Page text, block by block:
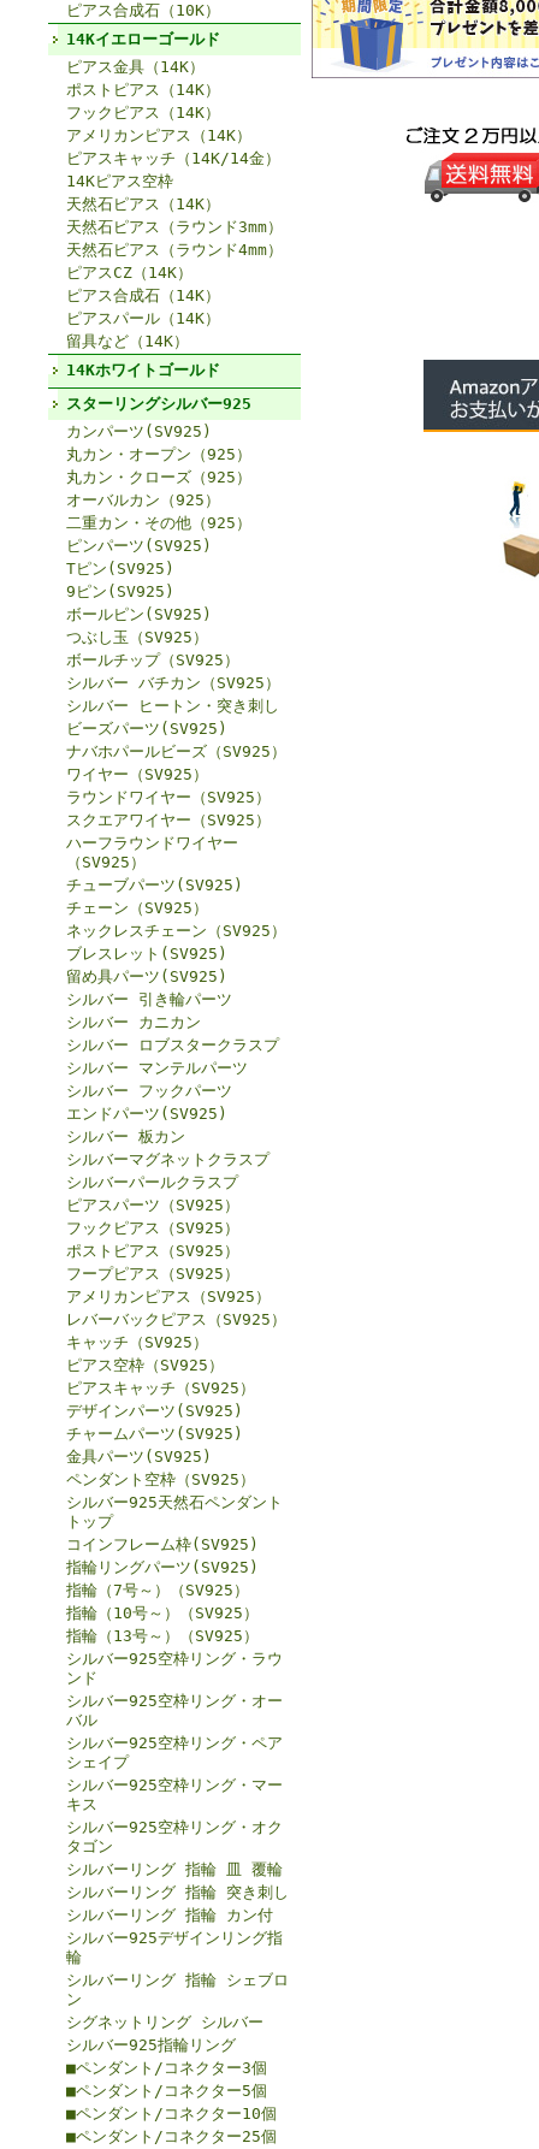
ピアス合成石（10K）
14Kイエローゴールド
ピアス金具（14K）
ポストピアス（14K）
フックピアス（14K）
アメリカンピアス（14K）
ピアスキャッチ（14K/14金）
14Kピアス空枠
天然石ピアス（14K）
天然石ピアス（ラウンド3mm）
天然石ピアス（ラウンド4mm）
ピアスCZ（14K）
ピアス合成石（14K）
ピアスパール（14K）
留具など（14K）
14Kホワイトゴールド
スターリングシルバー925
カンパーツ(SV925)
丸カン・オープン（925）
丸カン・クローズ（925）
オーバルカン（925）
二重カン・その他（925）
ピンパーツ(SV925)
Tピン(SV925)
9ピン(SV925)
ボールピン(SV925)
つぶし玉（SV925）
ボールチップ（SV925）
シルバー バチカン（SV925）
シルバー ヒートン・突き刺し
ビーズパーツ(SV925)
ナバホパールビーズ（SV925）
ワイヤー（SV925）
ラウンドワイヤー（SV925）
スクエアワイヤー（SV925）
ハーフラウンドワイヤー
（SV925）
チューブパーツ(SV925)
チェーン（SV925）
ネックレスチェーン（SV925）
ブレスレット(SV925)
留め具パーツ(SV925)
シルバー 引き輪パーツ
シルバー カニカン
シルバー ロブスタークラスプ
シルバー マンテルパーツ
シルバー フックパーツ
エンドパーツ(SV925)
シルバー 板カン
シルバーマグネットクラスプ
シルバーパールクラスプ
ピアスパーツ（SV925）
フックピアス（SV925）
ポストピアス（SV925）
フープピアス（SV925）
アメリカンピアス（SV925）
レバーバックピアス（SV925）
キャッチ（SV925）
ピアス空枠（SV925）
ピアスキャッチ（SV925）
デザインパーツ(SV925)
チャームパーツ(SV925)
金具パーツ(SV925)
ペンダント空枠（SV925）
シルバー925天然石ペンダント
トップ
コインフレーム枠(SV925)
指輪リングパーツ(SV925)
指輪（7号～）（SV925）
指輪（10号～）（SV925）
指輪（13号～）（SV925）
シルバー925空枠リング・ラウ
ンド
シルバー925空枠リング・オー
バル
シルバー925空枠リング・ペア
シェイプ
シルバー925空枠リング・マー
キス
シルバー925空枠リング・オク
タゴン
シルバーリング 指輪 皿 覆輪
シルバーリング 指輪 突き刺し
シルバーリング 指輪 カン付
シルバー925デザインリング指
輪
シルバーリング 指輪 シェブロ
ン
シグネットリング シルバー
シルバー925指輪リング
■ペンダント/コネクター3個
■ペンダント/コネクター5個
■ペンダント/コネクター10個
■ペンダント/コネクター25個